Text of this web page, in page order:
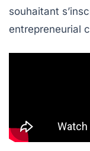
souhaitant
entrepreneurial